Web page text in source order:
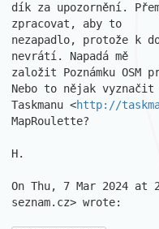
dík za upozornění.
zpracovat, aby to
nezapadlo, protože k
nevrátí. Napadá mě
založit Poznámku OSM
Nebo to nějak vyznačit
Taskmanu <http://
MapRoulette?
H.
On Thu, 7 Mar 2024 at
seznam.cz> wrote: